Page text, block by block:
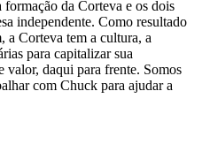
da Corteva e os dois
independente. Como resultado
a Corteva tem a cultura, a
para capitalizar sua
valor, daqui para frente. Somos
com Chuck para ajudar a